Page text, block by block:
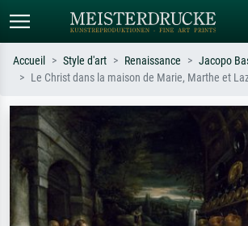
Recherchez par artiste, titre ou style –
ex. Monet, Nuit étoilée,
impressionnisme, vague de Hokusai,
nu.
Décrivez la
abstrait
tableau
Accueil Style d'art Renaissance
Jacopo
Le Christ dans la maison de Marie, Marthe et